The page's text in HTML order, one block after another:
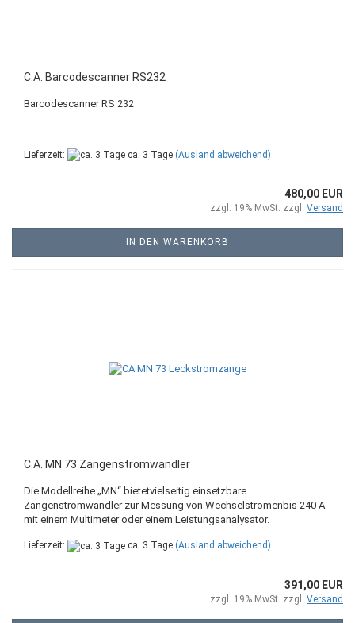
C.A. Barcodescanner RS232
Barcodescanner RS 232
Lieferzeit: ca. 3 Tage (Ausland abweichend)
480,00 EUR
zzgl. 19% MwSt. zzgl. Versand
IN DEN WARENKORB
C.A. MN 73 Zangenstromwandler
Die Modellreihe „MN“ bietetvielseitig einsetzbare
Zangenstromwandler zur Messung von Wechselströmenbis 240 A
mit einem Multimeter oder einem Leistungsanalysator.
Lieferzeit: ca. 3 Tage (Ausland abweichend)
391,00 EUR
zzgl. 19% MwSt. zzgl. Versand